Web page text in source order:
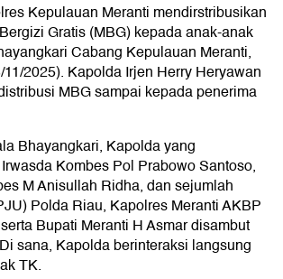
Kepulauan Meranti mendirstribusikan
Gratis (MBG) kepada anak-anak
Cabang Kepulauan Meranti,
2025). Kapolda Irjen Herry Heryawan
MBG sampai kepada penerima
Bhayangkari, Kapolda yang
Kombes Pol Prabowo Santoso,
M Anisullah Ridha, dan sejumlah
Polda Riau, Kapolres Meranti AKBP
Bupati Meranti H Asmar disambut
sana, Kapolda berinteraksi langsung
TK.